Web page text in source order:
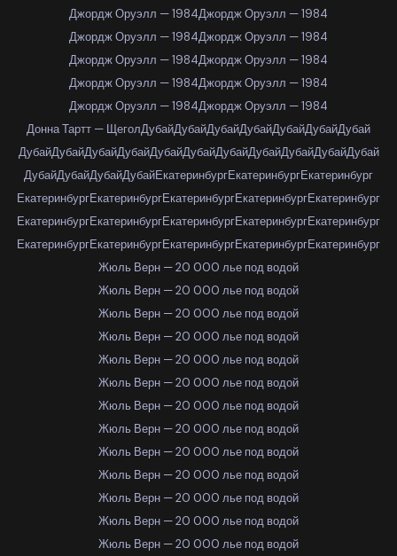
Джордж Оруэлл — 1984Джордж Оруэлл — 1984
Джордж Оруэлл — 1984Джордж Оруэлл — 1984
Джордж Оруэлл — 1984Джордж Оруэлл — 1984
Джордж Оруэлл — 1984Джордж Оруэлл — 1984
Джордж Оруэлл — 1984Джордж Оруэлл — 1984
Донна Тартт — ЩеголДубайДубайДубайДубайДубайДубайДубай
ДубайДубайДубайДубайДубайДубайДубайДубайДубайДубайДубай
ДубайДубайДубайДубайЕкатеринбургЕкатеринбургЕкатеринбург
ЕкатеринбургЕкатеринбургЕкатеринбургЕкатеринбургЕкатеринбург
ЕкатеринбургЕкатеринбургЕкатеринбургЕкатеринбургЕкатеринбург
ЕкатеринбургЕкатеринбургЕкатеринбургЕкатеринбургЕкатеринбург
Жюль Верн — 20 000 лье под водой
Жюль Верн — 20 000 лье под водой
Жюль Верн — 20 000 лье под водой
Жюль Верн — 20 000 лье под водой
Жюль Верн — 20 000 лье под водой
Жюль Верн — 20 000 лье под водой
Жюль Верн — 20 000 лье под водой
Жюль Верн — 20 000 лье под водой
Жюль Верн — 20 000 лье под водой
Жюль Верн — 20 000 лье под водой
Жюль Верн — 20 000 лье под водой
Жюль Верн — 20 000 лье под водой
Жюль Верн — 20 000 лье под водой